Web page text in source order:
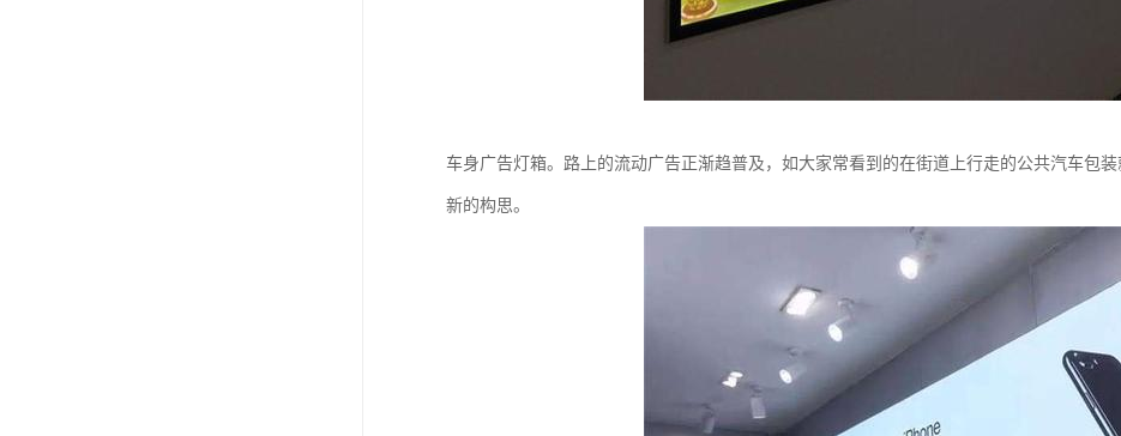
车身广告灯箱。路上的流动广告正渐趋普及，如大家常看到的在街道上行走的公共汽车包
新的构思。